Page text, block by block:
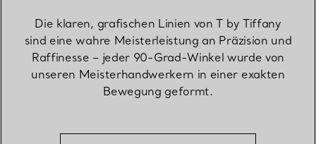
Die klaren, grafischen Linien von T by Tiffany
sind eine wahre Meisterleistung an Präzision und
Raffinesse – jeder 90-Grad-Winkel wurde von
unseren Meisterhandwerkern in einer exakten
Bewegung geformt.